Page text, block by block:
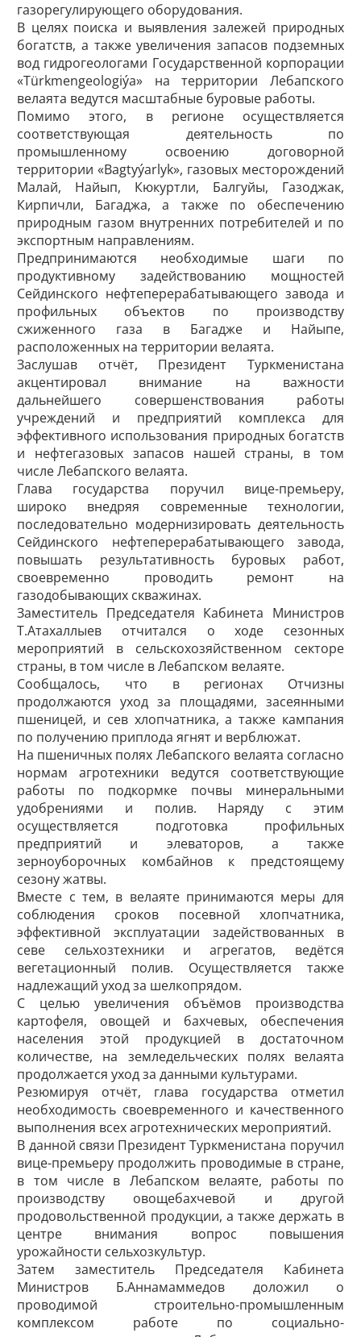
газорегулирующего оборудования.
В целях поиска и выявления залежей природных
богатств, а также увеличения запасов подземных
вод гидрогеологами Государственной корпорации
«Türkmengeologiýa» на территории Лебапского
велаята ведутся масштабные буровые работы.
Помимо этого, в регионе осуществляется
соответствующая деятельность по
промышленному освоению договорной
территории «Bagtyýarlyk», газовых месторождений
Малай, Найып, Кюкуртли, Балгуйы, Газоджак,
Кирпичли, Багаджа, а также по обеспечению
природным газом внутренних потребителей и по
экспортным направлениям.
Предпринимаются необходимые шаги по
продуктивному задействованию мощностей
Сейдинского нефтеперерабатывающего завода и
профильных объектов по производству
сжиженного газа в Багадже и Найыпе,
расположенных на территории велаята.
Заслушав отчёт, Президент Туркменистана
акцентировал внимание на важности
дальнейшего совершенствования работы
учреждений и предприятий комплекса для
эффективного использования природных богатств
и нефтегазовых запасов нашей страны, в том
числе Лебапского велаята.
Глава государства поручил вице-премьеру,
широко внедряя современные технологии,
последовательно модернизировать деятельность
Сейдинского нефтеперерабатывающего завода,
повышать результативность буровых работ,
своевременно проводить ремонт на
газодобывающих скважинах.
Заместитель Председателя Кабинета Министров
Т.Атахаллыев отчитался о ходе сезонных
мероприятий в сельскохозяйственном секторе
страны, в том числе в Лебапском велаяте.
Сообщалось, что в регионах Отчизны
продолжаются уход за площадями, засеянными
пшеницей, и сев хлопчатника, а также кампания
по получению приплода ягнят и верблюжат.
На пшеничных полях Лебапского велаята согласно
нормам агротехники ведутся соответствующие
работы по подкормке ­почвы минеральными
удобрениями и полив. Наряду с этим
осуществляется подготовка профильных
предприятий и элеваторов, а также
зерноуборочных комбайнов к предстоящему
сезону жатвы.
Вместе с тем, в велаяте принимаются меры для
соблюдения сроков посевной хлопчатника,
эффективной эксплуатации задействованных в
севе сельхозтехники и агрегатов, ведётся
вегетационный полив. Осуществляется также
надлежащий уход за шелкопрядом.
С целью увеличения объёмов производства
картофеля, овощей и бахчевых, обеспечения
населения этой продукцией в достаточном
количестве, на земледельческих полях велаята
продолжается уход за данными культурами.
Резюмируя отчёт, глава государства отметил
необходимость своевременного и качественного
выполнения всех агротехнических мероприятий.
В данной связи Президент Туркменистана поручил
вице-премьеру продолжить проводимые в стране,
в том числе в Лебапском велаяте, работы по
производству овощебахчевой и другой
продовольственной продукции, а также держать в
центре внимания вопрос повышения
урожайности сельхозкультур.
Затем заместитель Председателя Кабинета
Министров Б.Аннамаммедов доложил о
проводимой строительно-промышленным
комплексом работе по социально-